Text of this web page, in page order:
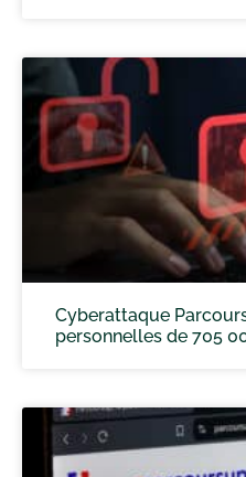
Cyberattaque
personnelles de 705